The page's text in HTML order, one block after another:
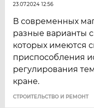
23.07.2024 12:56
В современных
разные варианты
которых имеются
приспособления
регулирования
кране.
СТРОИТЕЛЬСТВО И РЕМОНТ